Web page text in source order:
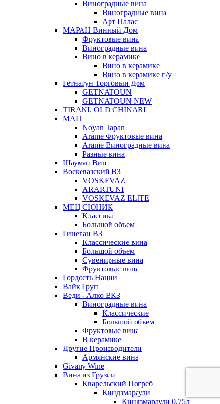
Виноградные вина
Виноградные вина
Арт Палас
МАРАН Винный Дом
Фруктовые вина
Виноградные вина
Вино в керамике
Вино в керамике
Вино в керамике п/у
Гетнатун Торговый Дом
GETNATOUN
GETNATOUN NEW
TIRANI. OLD CHINARI
МАП
Noyan Tapan
Arame Фруктовые вина
Arame Виноградные вина
Разные вина
Шаумян Вин
Воскевазский ВЗ
VOSKEVAZ
ARARTUNI
VOSKEVAZ ELITE
МЕЦ СЮНИК
Классика
Большой объем
Гиневан ВЗ
Классические вина
Большой объем
Сувенирные вина
Фруктовые вина
Гордость Нации
Вайк Груп
Веди - Алко ВКЗ
Виноградные вина
Классические
Большой объем
Фруктовые вина
В керамике
Другие Производители
Армянские вина
Givany Wine
Вина из Грузии
Кварельский Погреб
Киндзмараули
Киндзмараули 0,75л